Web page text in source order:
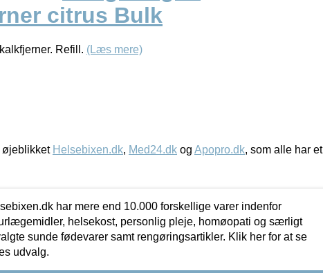
citrus Bulk
Refill. (Læs mere)
øjeblikket Helsebixen.dk, Med24.dk og Apopro.dk, som alle har et
har mere end 10.000 forskellige varer indenfor
helsekost, personlig pleje, homøopati og særligt
sunde fødevarer samt rengøringsartikler. Klik her for at se
udvalg.